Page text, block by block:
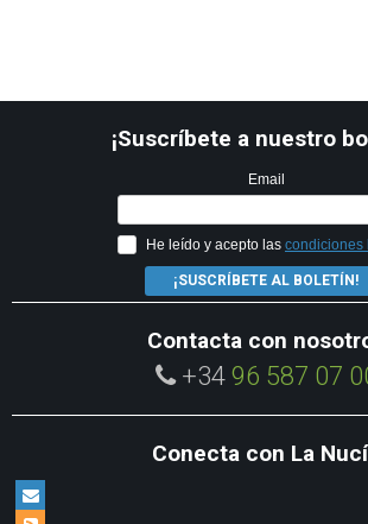
¡Suscríbete a nuestro
Email
He leído y acepto las condiciones
¡SUSCRÍBETE AL BOLETÍN!
Contacta con
+34 96 587 07
Conecta con La